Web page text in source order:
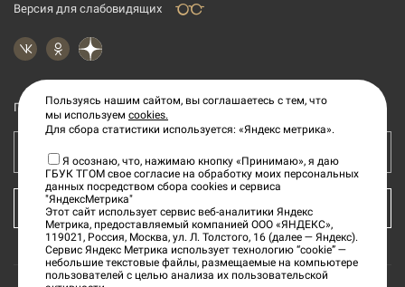
Версия для слабовидящих
Подпишитесь на рассылку новостей
Ваш e-mail адрес
КУПИТЬ БИЛЕТ
Пользуясь нашим сайтом, вы соглашаетесь с тем, что
мы используем cookies.
Для сбора статистики используется: «Яндекс метрика».
Я осознаю, что, нажимаю кнопку «Принимаю», я даю
ГБУК ТГОМ свое согласие на обработку моих персональных
данных посредством сбора cookies и сервиса
"ЯндексМетрика"
Этот сайт использует сервис веб-аналитики Яндекс
Метрика, предоставляемый компанией ООО «ЯНДЕКС»,
119021, Россия, Москва, ул. Л. Толстого, 16 (далее — Яндекс).
Сервис Яндекс Метрика использует технологию “cookie” —
небольшие текстовые файлы, размещаемые на компьютере
пользователей с целью анализа их пользовательской